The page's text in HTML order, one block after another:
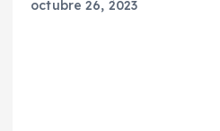
octubre 26, 2023